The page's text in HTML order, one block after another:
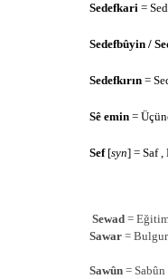
Sedefkari=
Sedefbûyin /
Sedefkırın=
Sê emin=
Sef[syn] = Saf ,
Sewad= Eğitim
Sawar = Bulgur
Sawûn= Sabûn